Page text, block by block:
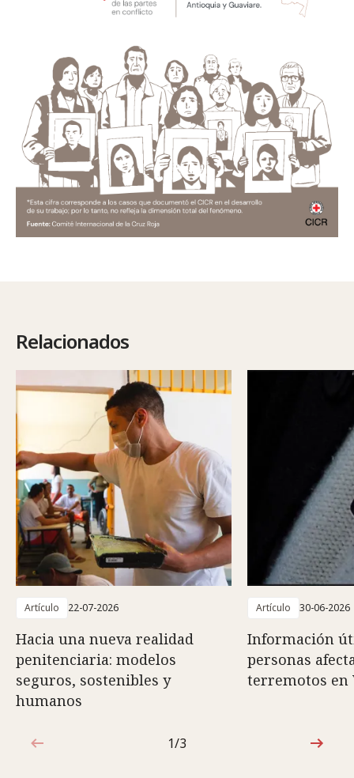
Relacionados
Artículo 22-07-2026
Hacia una nueva realidad
penitenciaria: modelos
seguros, sostenibles y
humanos
Artículo 30-06-2026
Información
personas
terremotos en
1de3
1/3